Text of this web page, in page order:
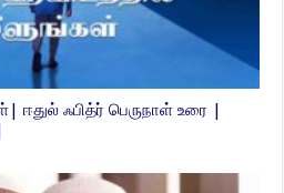
ஃபித்ர் பெருநாள் உரை |